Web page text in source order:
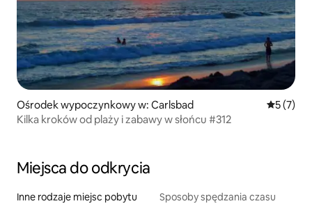
Ośrodek wypoczynkowy w: Carlsbad Średnia
5 (7)
Kilka kroków od plaży i zabawy w słońcu #312
Miejsca do odkrycia
Inne rodzaje miejsc pobytu Sposoby spędzania czasu